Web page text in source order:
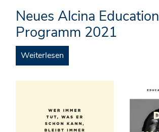
Neues Alcina Education
Programm 2021
Weiterlesen